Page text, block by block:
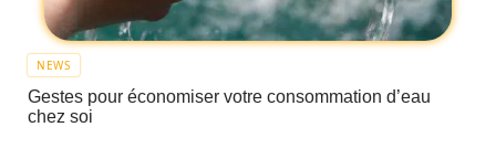
NEWS
Gestes pour économiser votre consommation d’eau
chez soi